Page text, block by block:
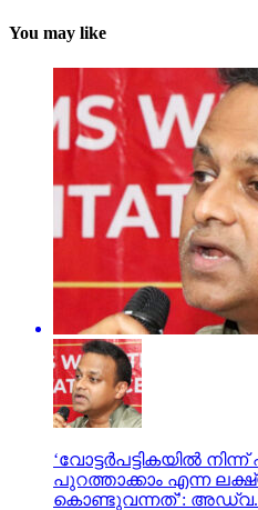
You may like
‘വോട്ടര്‍പട്ടികയില്‍
പുറത്താക്കാം എന്ന
കൊണ്ടുവന്നത്’: അഡ്വ.